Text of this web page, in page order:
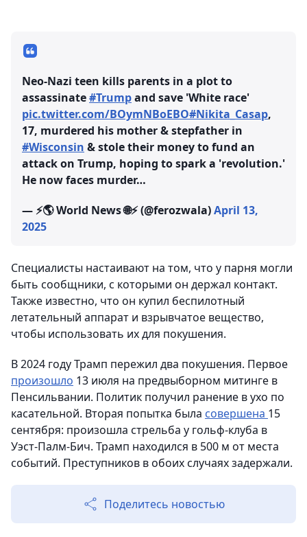
Neo-Nazi teen kills parents in a plot to
assassinate#Trumpand save 'White race'
pic.twitter.com/BOymNBoEBO#Nikita_Casap,
17, murdered his mother & stepfather in
#Wisconsin & stole their money to fund an
attack on Trump, hoping to spark a 'revolution.'
He now faces murder…
— ⚡️🌎 World News 🌐⚡️ (@ferozwala)April 13,
2025
Специалисты настаивают на том, что у парня могли
быть сообщники, с которыми он держал контакт.
Также известно, что он купил беспилотный
летательный аппарат и взрывчатое вещество,
чтобы использовать их для покушения.
В 2024 году Трамп пережил два покушения. Первое
произошло 13 июля на предвыборном митинге в
Пенсильвании. Политик получил ранение в ухо по
касательной. Вторая попытка была совершена 15
сентября: произошла стрельба у гольф-клуба в
Уэст-Палм-Бич. Трамп находился в 500 м от места
событий. Преступников в обоих случаях задержали.
Поделитесь новостью